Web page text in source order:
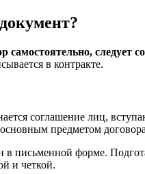
следует
в контракте.
соглашение лиц,
основным предметом
в письменной форме.
и четкой.